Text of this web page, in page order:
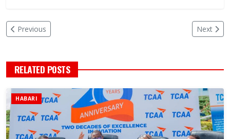
Previous Next
RELATED POSTS
HABARI